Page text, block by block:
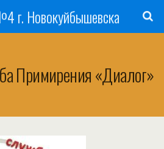
г. Новокуйбышевска
Примирения «Диалог»